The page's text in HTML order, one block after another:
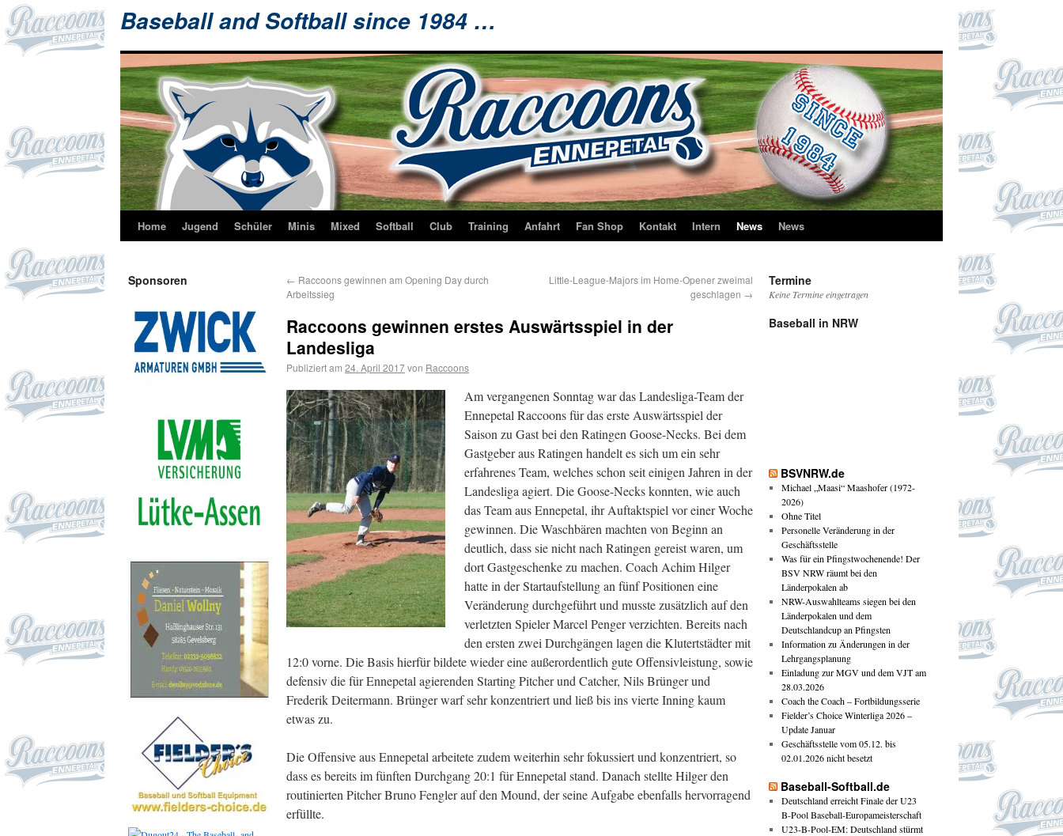
Baseball and Softball since 1984 …
Home Jugend Schüler Minis Mixed Softball Club Training Anfahrt Fan Shop Kontakt Intern News News
← Raccoons gewinnen am Opening Day durch
Arbeitssieg
Little-League-Majors im Home-Opener zweimal
geschlagen →
Raccoons gewinnen erstes Auswärtsspiel in der
Landesliga
Publiziert am 24. April 2017von Raccoons
Am vergangenen Sonntag war das Landesliga-Team der
Ennepetal Raccoons für das erste Auswärtsspiel der
Saison zu Gast bei den Ratingen Goose-Necks. Bei dem
Gastgeber aus Ratingen handelt es sich um ein sehr
erfahrenes Team, welches schon seit einigen Jahren in der
Landesliga agiert. Die Goose-Necks konnten, wie auch
das Team aus Ennepetal, ihr Auftaktspiel vor einer Woche
gewinnen. Die Waschbären machten von Beginn an
deutlich, dass sie nicht nach Ratingen gereist waren, um
dort Gastgeschenke zu machen. Coach Achim Hilger
hatte in der Startaufstellung an fünf Positionen eine
Veränderung durchgeführt und musste zusätzlich auf den
verletzten Spieler Marcel Penger verzichten. Bereits nach
den ersten zwei Durchgängen lagen die Klutertstädter mit
12:0 vorne. Die Basis hierfür bildete wieder eine außerordentlich gute Offensivleistung, sowie
defensiv die für Ennepetal agierenden Starting Pitcher und Catcher, Nils Brünger und
Frederik Deitermann. Brünger warf sehr konzentriert und ließ bis ins vierte Inning kaum
etwas zu.
Die Offensive aus Ennepetal arbeitete zudem weiterhin sehr fokussiert und konzentriert, so
dass es bereits im fünften Durchgang 20:1 für Ennepetal stand. Danach stellte Hilger den
routinierten Pitcher Bruno Fengler auf den Mound, der seine Aufgabe ebenfalls hervorragend
erfüllte.
Sponsoren Termine
Keine Termine eingetragen
Baseball in NRW
BSVNRW.de
Michael „Maasi“ Maashofer (1972-
2026)
Ohne Titel
Personelle Veränderung in der
Geschäftsstelle
Was für ein Pfingstwochenende! Der
BSV NRW räumt bei den
Länderpokalen ab
NRW-Auswahlteams siegen bei den
Länderpokalen und dem
Deutschlandcup an Pfingsten
Information zu Änderungen in der
Lehrgangsplanung
Einladung zur MGV und dem VJT am
28.03.2026
Coach the Coach – Fortbildungsserie
Fielder’s Choice Winterliga 2026 –
Update Januar
Geschäftsstelle vom 05.12. bis
02.01.2026 nicht besetzt
Baseball-Softball.de
Deutschland erreicht Finale der U23
B-Pool Baseball-Europameisterschaft
U23-B-Pool-EM: Deutschland stürmt